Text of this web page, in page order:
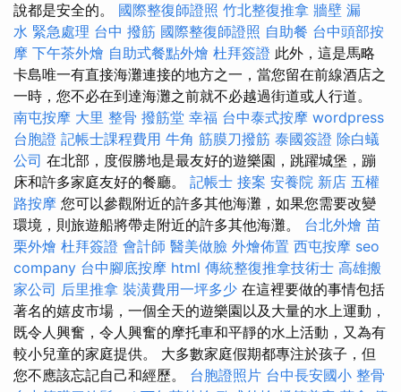
說都是安全的。 國際整復師證照 竹北整復推拿 牆壁 漏
水 緊急處理 台中 撥筋 國際整復師證照 自助餐 台中頭部按
摩 下午茶外燴 自助式餐點外燴 杜拜簽證 此外，這是馬略
卡島唯一有直接海灘連接的地方之一，當您留在前線酒店之
一時，您不必在到達海灘之前就不必越過街道或人行道。
南屯按摩 大里 整骨 撥筋堂 幸福 台中泰式按摩 wordpress
台胞證 記帳士課程費用 牛角 筋膜刀撥筋 泰國簽證 除白蟻
公司 在北部，度假勝地是最友好的遊樂園，跳躍城堡，蹦
床和許多家庭友好的餐廳。 記帳士 接案 安養院 新店 五權
路按摩 您可以參觀附近的許多其他海灘，如果您需要改變
環境，則旅遊船將帶走附近的許多其他海灘。 台北外燴 苗
栗外燴 杜拜簽證 會計師 醫美做臉 外燴佈置 西屯按摩 seo
company 台中腳底按摩 html 傳統整復推拿技術士 高雄搬
家公司 后里推拿 裝潢費用一坪多少 在這裡要做的事情包括
著名的嬉皮市場，一個全天的遊樂園以及大量的水上運動，
既令人興奮，令人興奮的摩托車和平靜的水上活動，又為有
較小兒童的家庭提供。 大多數家庭假期都專注於孩子，但
您不應該忘記自己和經歷。 台胞證照片 台中長安國小 整骨